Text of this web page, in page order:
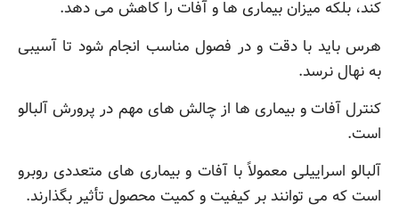
کند، بلکه میزان بیماری ها و آفات را کاهش می دهد.
هرس باید با دقت و در فصول مناسب انجام شود تا آسیبی
به نهال نرسد.
کنترل آفات و بیماری ها از چالش های مهم در پرورش آلبالو
است.
آلبالو اسراییلی معمولاً با آفات و بیماری های متعددی روبرو
است که می توانند بر کیفیت و کمیت محصول تأثیر بگذارند.